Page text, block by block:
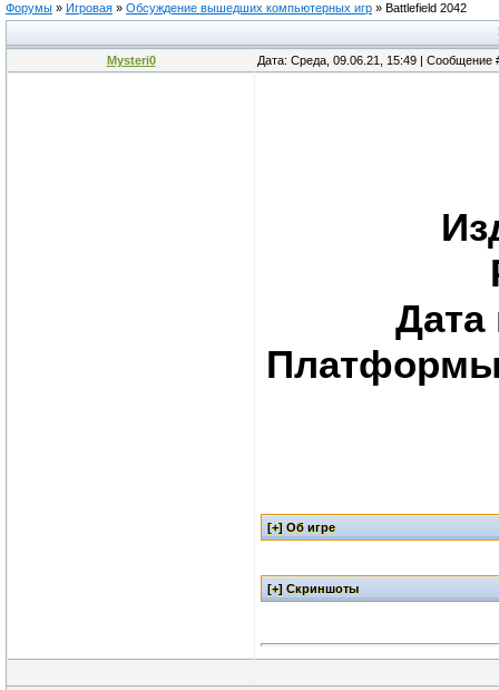
Форумы » Игровая » Обсуждение вышедших компьютерных игр » Battlefield 2042
Mysteri0 Дата: Среда, 09.06.21, 15:49 | Сообщение